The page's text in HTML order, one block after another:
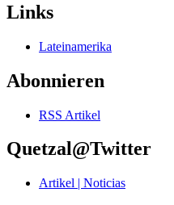
Links
Lateinamerika
Abonnieren
RSS Artikel
Quetzal@Twitter
Artikel | Noticias